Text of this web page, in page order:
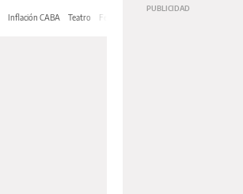
Inflación CABA Teatro Feria de Editores